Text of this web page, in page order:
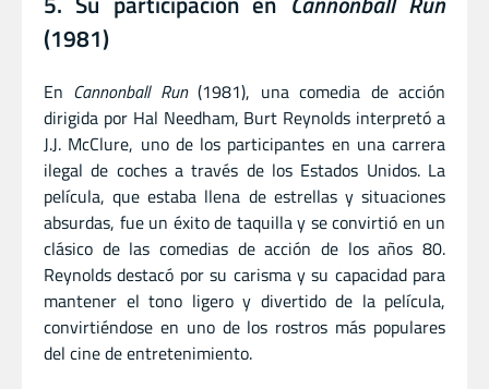
(1981)
En Cannonball Run(1981), una comedia de acción
dirigida por Hal Needham, Burt Reynolds interpretó a
J.J. McClure, uno de los participantes en una carrera
ilegal de coches a través de los Estados Unidos. La
película, que estaba llena de estrellas y situaciones
absurdas, fue un éxito de taquilla y se convirtió en un
clásico de las comedias de acción de los años 80.
Reynolds destacó por su carisma y su capacidad para
mantener el tono ligero y divertido de la película,
convirtiéndose en uno de los rostros más populares
del cine de entretenimiento.